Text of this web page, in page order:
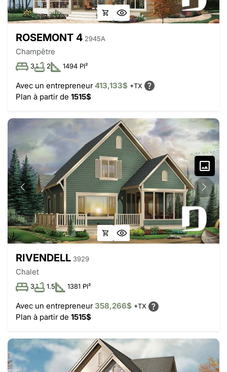
ROSEMONT 4 2945A
Champêtre
3 2 1494 PI²
Avec un entrepreneur413,133$ +TX
Plan à partir de 1515$
RIVENDELL 3929
Chalet
3 1.5 1381 PI²
Avec un entrepreneur358,266$ +TX
Plan à partir de 1515$